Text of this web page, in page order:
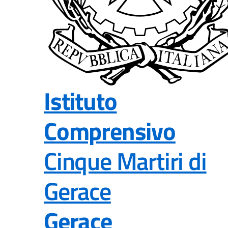
Istituto
Comprensivo
Cinque Martiri di
Gerace